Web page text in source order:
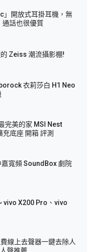
」開放式耳掛耳機，無
通話也很優質
Zeiss 潮流攝影棚!
衣莉莎白 H1 Neo
完美的家 MSI Nest
底座 開箱 評測
寬頻 SoundBox 劇院
vivo X200 Pro、vivo
線上去聲器一鍵去除人
聲推薦